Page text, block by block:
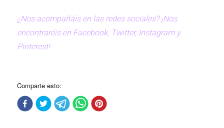
¿Nos acompañáis en las redes sociales? ¡Nos
encontraréis en Facebook, Twitter, Instagram y
Pinterest!
Comparte esto: